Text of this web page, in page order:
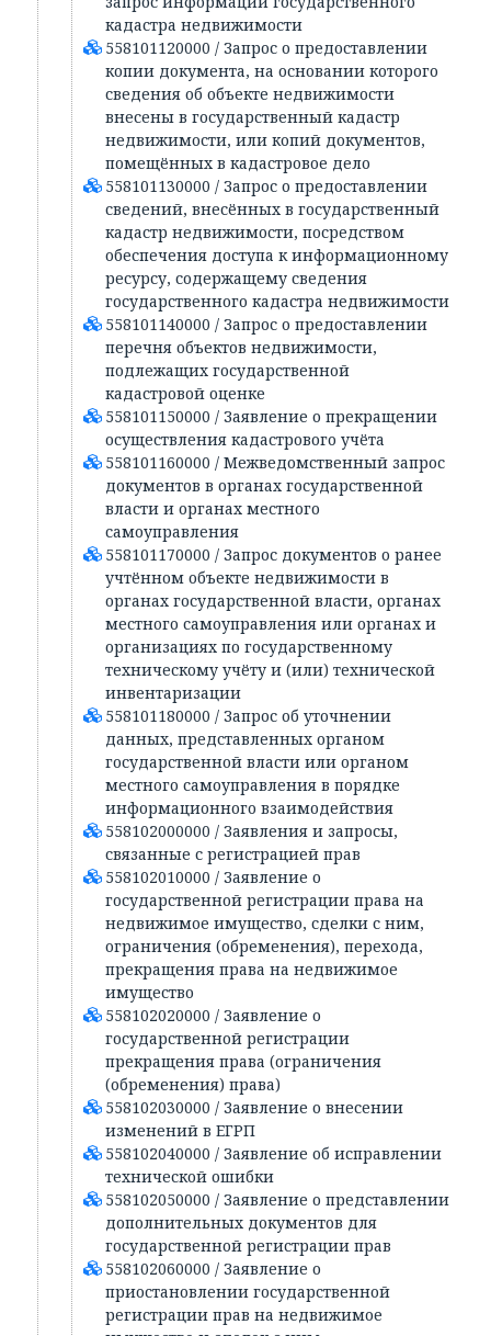
кадастра недвижимости
558101120000 / Запрос о предоставлении
копии документа, на основании которого
сведения об объекте недвижимости
внесены в государственный кадастр
недвижимости, или копий документов,
помещённых в кадастровое дело
558101130000 / Запрос о предоставлении
сведений, внесённых в государственный
кадастр недвижимости, посредством
обеспечения доступа к информационному
ресурсу, содержащему сведения
государственного кадастра недвижимости
558101140000 / Запрос о предоставлении
перечня объектов недвижимости,
подлежащих государственной
кадастровой оценке
558101150000 / Заявление о прекращении
осуществления кадастрового учёта
558101160000 / Межведомственный запрос
документов в органах государственной
власти и органах местного
самоуправления
558101170000 / Запрос документов о ранее
учтённом объекте недвижимости в
органах государственной власти, органах
местного самоуправления или органах и
организациях по государственному
техническому учёту и (или) технической
инвентаризации
558101180000 / Запрос об уточнении
данных, представленных органом
государственной власти или органом
местного самоуправления в порядке
информационного взаимодействия
558102000000 / Заявления и запросы,
связанные с регистрацией прав
558102010000 / Заявление о
государственной регистрации права на
недвижимое имущество, сделки с ним,
ограничения (обременения), перехода,
прекращения права на недвижимое
имущество
558102020000 / Заявление о
государственной регистрации
прекращения права (ограничения
(обременения) права)
558102030000 / Заявление о внесении
изменений в ЕГРП
558102040000 / Заявление об исправлении
технической ошибки
558102050000 / Заявление о представлении
дополнительных документов для
государственной регистрации прав
558102060000 / Заявление о
приостановлении государственной
регистрации прав на недвижимое